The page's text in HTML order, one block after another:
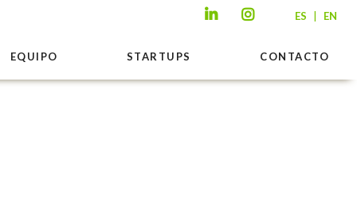
ES | EN
EQUIPO STARTUPS CONTACTO